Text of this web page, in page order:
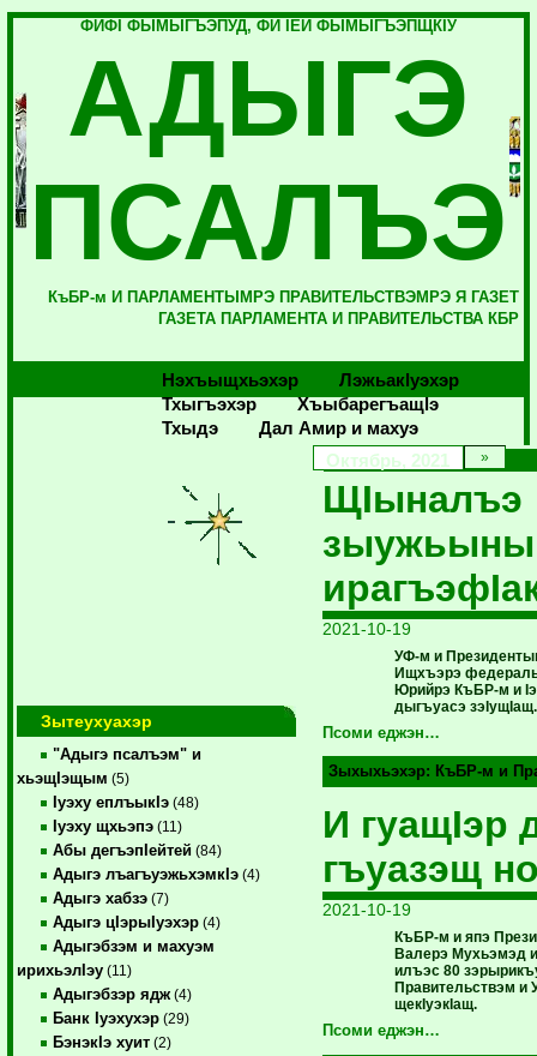
ФИФI ФЫМЫГЪЭПУД, ФИ IЕЙ ФЫМЫГЪЭПЩКIУ
АДЫГЭ
ПСАЛЪЭ
КъБР-м И ПАРЛАМЕНТЫМРЭ ПРАВИТЕЛЬСТВЭМРЭ Я ГАЗЕТ
ГАЗЕТА ПАРЛАМЕНТА И ПРАВИТЕЛЬСТВА КБР
Нэхъыщхьэхэр
Лэжьакlуэхэр
Тхыгъэхэр
Хъыбарегъащlэ
Тхыдэ
Дал Амир и махуэ
Зытеухуахэр
"Адыгэ псалъэм" и
хьэщIэщым (5)
Iуэху еплъыкIэ (48)
Iуэху щхьэпэ (11)
Абы дегъэпIейтей (84)
Адыгэ лъагъуэжьхэмкIэ (4)
Адыгэ хабзэ (7)
Адыгэ цIэрыIуэхэр (4)
Адыгэбзэм и махуэм
ирихьэлIэу (11)
Адыгэбзэр ядж (4)
Банк Iуэхухэр (29)
БэнэкIэ хуит (2)
Октябрь, 2021
ЩIыналъэ
2021-10-19
УФ-м и
Ищхъэрэ
Юрийрэ КъБР-м и
дыгъуасэ зэIущIащ.
Псоми еджэн…
Зыхыхьэхэр: КъБР-м и
И гуащIэр
гъуазэщ
2021-10-19
КъБР-м и япэ
Валерэ Мухьэмэд
илъэс 80
Правительствэм и
щекIуэкIащ.
Псоми еджэн…